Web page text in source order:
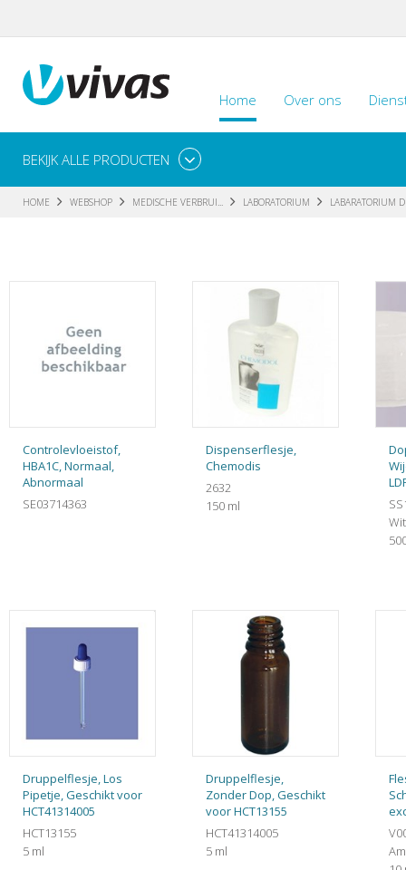
Home Over ons
BEKIJK ALLE PRODUCTEN
HOME WEBSHOP MEDISCHE VERBRUI... LABORATORIUM LABARATORIUM
Controlevloeistof,
HBA1C, Normaal,
Abnormaal
SE03714363
Dispenserflesje,
Chemodis
2632
150 ml
Wit
Druppelflesje, Los
Pipetje, Geschikt voor
HCT41314005
HCT13155
5 ml
Druppelflesje,
Zonder Dop, Geschikt
voor HCT13155
HCT41314005
5 ml